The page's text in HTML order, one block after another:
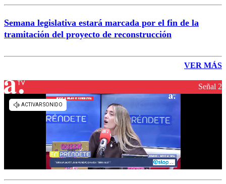
Semana legislativa estará marcada por el fin de la
tramitación del proyecto de reconstrucción
VER MÁS
Señal 2